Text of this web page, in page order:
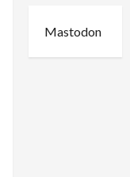
Mastodon